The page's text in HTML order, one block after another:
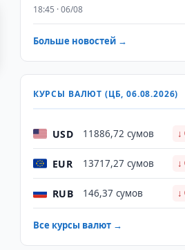
18:45 · 06/08
Больше новостей →
КУРСЫ ВАЛЮТ (ЦБ, 06.08.2026)
USD 11886,72 сумов ↓
EUR 13717,27 сумов ↓
RUB 146,37 сумов ↓
Все курсы валют →